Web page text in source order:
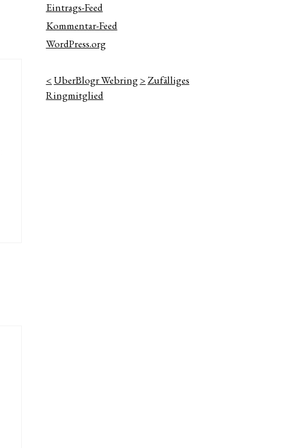
Eintrags-Feed
Kommentar-Feed
WordPress.org
<UberBlogr Webring>Zufälliges
Ringmitglied